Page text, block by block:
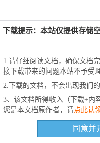
下载提示：本站仅提供存储
1.请仔细阅读文档，确保文档
接下载带来的问题本站不予受
2.下载的文档，不会出现我们
3、该文档所得收入（下载+内
您是本文档原作者，请点此认
同意并
文档加
下载文档到电